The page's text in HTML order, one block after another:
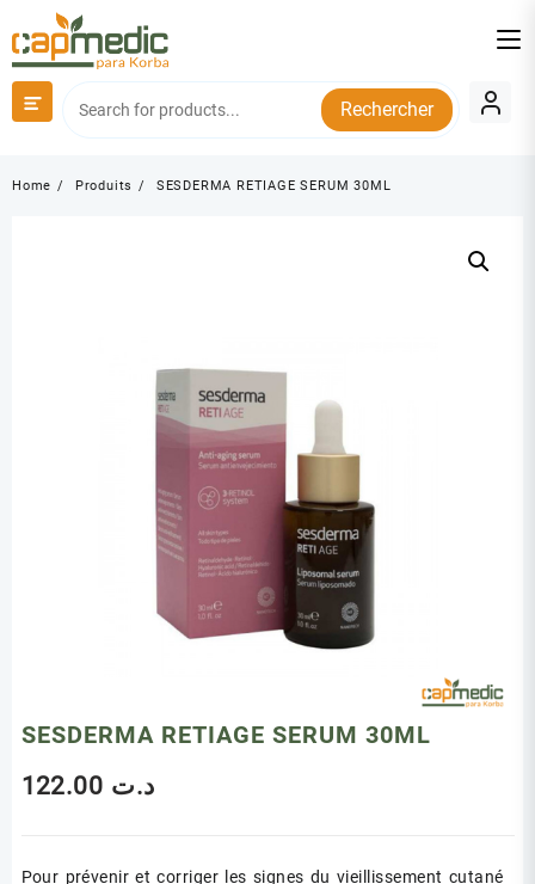
to
content
Rechercher
Home Produits SESDERMA RETIAGE SERUM 30ML
SESDERMA RETIAGE SERUM 30ML
د.ت
Pour prévenir et corriger les signes du vieillissement cutané